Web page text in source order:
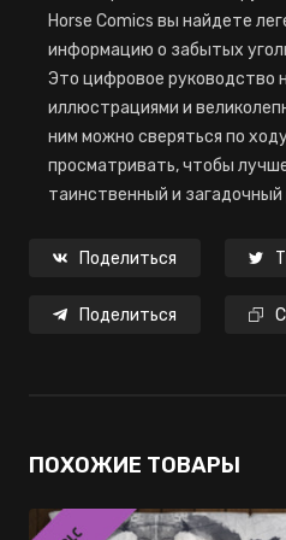
Horse Comics вы найдете
информацию о забытых
Это цифровое руководство
иллюстрациями и
ним можно сверяться по
просматривать, чтобы
таинственный и загадочный
Поделиться
Поделиться
ПОХОЖИЕ ТОВАРЫ